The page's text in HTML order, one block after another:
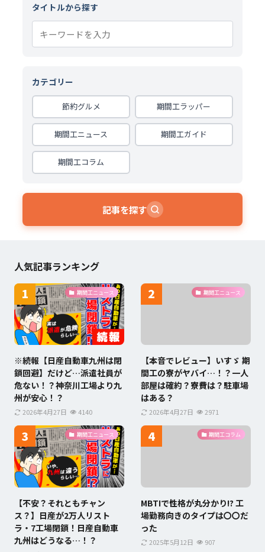
タイトルから探す
カテゴリー
節約グルメ 期間工ラッパー
期間工ニュース 期間工ガイド
期間工コラム
記事を探す
人気記事ランキング
期間工ニュース
※続報【日産自動車九州は閉
鎖回避】だけど…派遣社員が
危ない！？神奈川工場より九
州が安心！？
2026年4月27日 4140
期間工ニュース
【本音でレビュー】いすゞ 期
間工の寮がヤバイ…！？一人
部屋は確約？寮費は？駐車場
はある？
2026年4月27日 2971
期間工ニュース
【不安？それともチャン
ス？】日産が2万人リスト
ラ・7工場閉鎖！日産自動車
九州はどうなる…！？
期間工コラム
MBTIで性格が丸分かり!? 工
場勤務向きのタイプは〇〇だ
った
2025年5月12日 907